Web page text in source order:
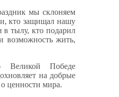
мы склоняем
кто защищал нашу
в тылу, кто подарил
возможность жить,
Великой Победе
на добрые
ценности мира.